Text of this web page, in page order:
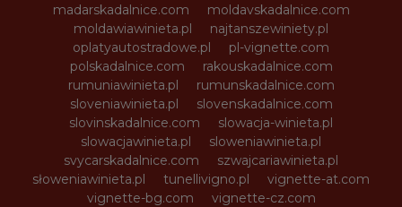
madarskadalnice.com
moldavskadalnice.com
moldawiawinieta.pl
najtanszewiniety.pl
oplatyautostradowe.pl
pl-vignette.com
polskadalnice.com
rakouskadalnice.com
rumuniawinieta.pl
rumunskadalnice.com
sloveniawinieta.pl
slovenskadalnice.com
slovinskadalnice.com
slowacja-winieta.pl
slowacjawinieta.pl
sloweniawinieta.pl
svycarskadalnice.com
szwajcariawinieta.pl
słoweniawinieta.pl
tunellivigno.pl
vignette-at.com
vignette-bg.com
vignette-cz.com